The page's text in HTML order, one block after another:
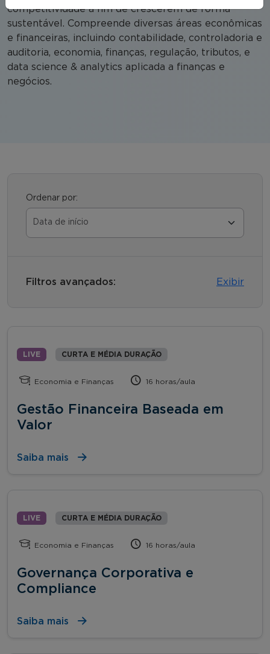
competitividade a fim de crescerem de forma
sustentável. Compreende diversas áreas econômicas
e financeiras, incluindo contabilidade, controladoria e
auditoria, economia, finanças, regulação, tributos, e
data science & analytics aplicada a finanças e
negócios.
Ordenar por:
Filtros avançados: Exibir
LIVE CURTA E MÉDIA DURAÇÃO
Economia e Finanças 16 horas/aula
Gestão Financeira Baseada em
Valor
Saiba mais
LIVE CURTA E MÉDIA DURAÇÃO
Economia e Finanças 16 horas/aula
Governança Corporativa e
Compliance
Saiba mais